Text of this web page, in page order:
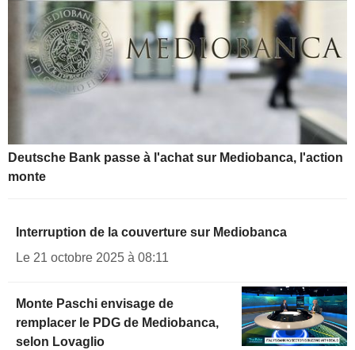
Deutsche Bank passe à l'achat sur Mediobanca, l'action
monte
Interruption de la couverture sur Mediobanca
Le 21 octobre 2025 à 08:11
Monte Paschi envisage de
remplacer le PDG de Mediobanca,
selon Lovaglio